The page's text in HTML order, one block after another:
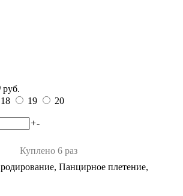
руб.
18 19 20
+-
Куплено 6 раз
родирование, Панцирное плетение,